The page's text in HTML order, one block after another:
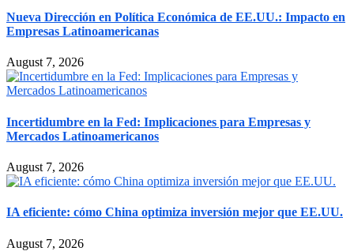
Nueva Dirección en Política Económica de EE.UU.: Impacto en
Empresas Latinoamericanas
August 7, 2026
Incertidumbre en la Fed: Implicaciones para Empresas y
Mercados Latinoamericanos
August 7, 2026
IA eficiente: cómo China optimiza inversión mejor que EE.UU.
August 7, 2026